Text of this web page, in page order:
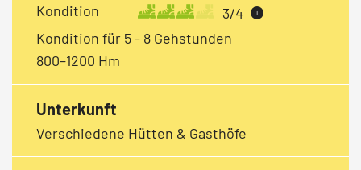
Kondition 3/4 i
Kondition für 5 - 8 Gehstunden
800–1200 Hm
Unterkunft
Verschiedene Hütten & Gasthöfe